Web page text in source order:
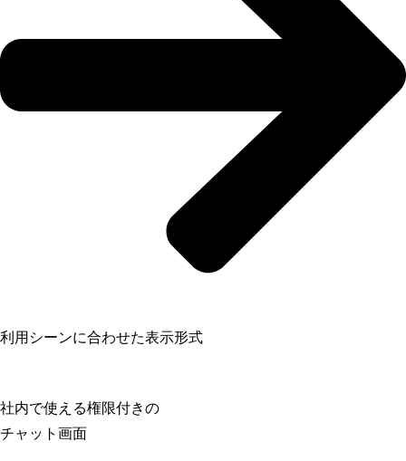
利用シーンに合わせた表示形式
社内で使える権限付きの
チャット画面